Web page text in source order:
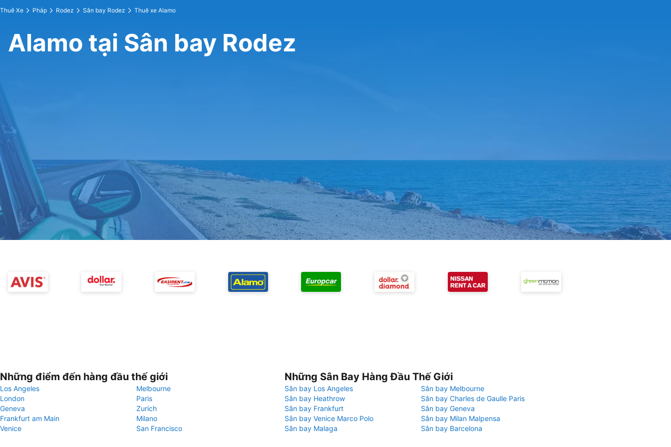
Thuê Xe Pháp Rodez Sân bay Rodez Thuê xe Alamo
Alamo tại Sân bay Rodez
Những điểm đến hàng đầu thế giới
Los Angeles
Melbourne
London
Paris
Geneva
Zurich
Frankfurt am Main
Milano
Venice
San Francisco
Những Sân Bay Hàng Đầu Thế Giới
Sân bay Los Angeles
Sân bay Melbourne
Sân bay Heathrow
Sân bay Charles de Gaulle Paris
Sân bay Frankfurt
Sân bay Geneva
Sân bay Venice Marco Polo
Sân bay Milan Malpensa
Sân bay Malaga
Sân bay Barcelona